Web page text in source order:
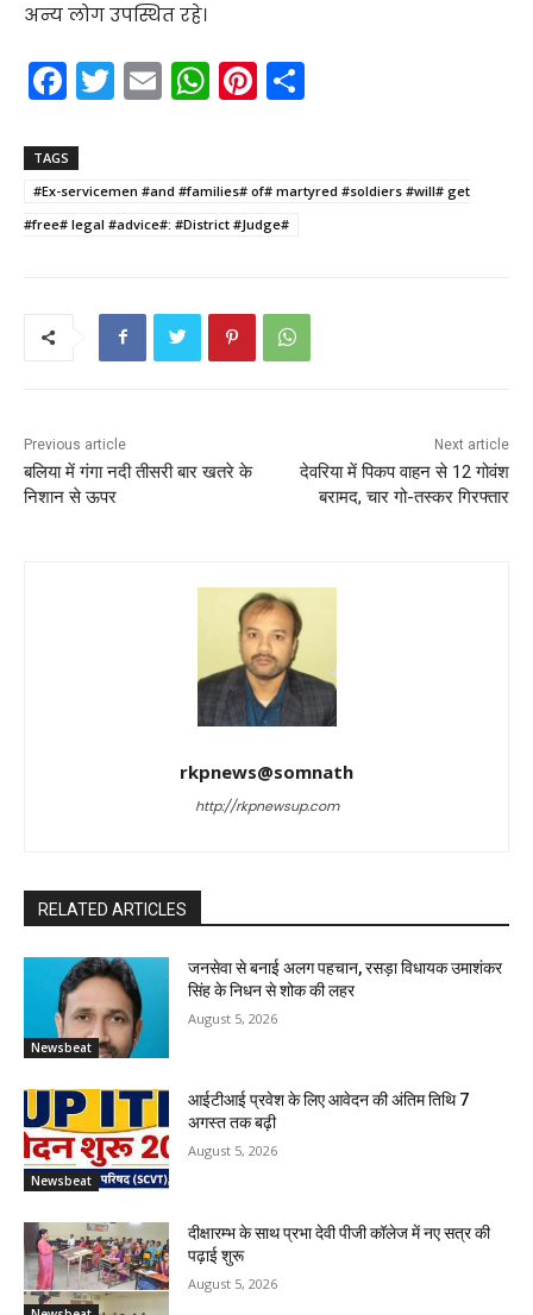
अन्य लोग उपस्थित रहे।
F
a
c
e
b
T
w
er
E
m
l
W
h
ts
A
p
Pi
nt
e
st
e
TAGS
#Ex-servicemen #and #families# of# martyred #soldiers #will# get
#free# legal #advice#: #District #Judge#
Previous article
बलिया में गंगा नदी तीसरी बार खतरे के
निशान से ऊपर
Next article
देवरिया में पिकप वाहन से 12 गोवंश
बरामद, चार गो-तस्कर गिरफ्तार
rkpnews@somnath
http://rkpnewsup.com
RELATED ARTICLES
Newsbeat
जनसेवा से बनाई अलग पहचान, रसड़ा विधायक उमाशंकर
सिंह के निधन से शोक की लहर
August 5, 2026
Newsbeat
आईटीआई प्रवेश के लिए आवेदन की अंतिम तिथि 7
अगस्त तक बढ़ी
August 5, 2026
दीक्षारम्भ के साथ प्रभा देवी पीजी कॉलेज में नए सत्र की
पढ़ाई शुरू
August 5, 2026